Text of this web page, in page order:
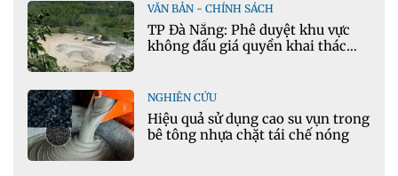
VĂN BẢN - CHÍNH SÁCH
TP Đà Nẵng: Phê duyệt khu vực
không đấu giá quyền khai thác
NGHIÊN CỨU
Hiệu quả sử dụng cao su vụn trong
bê tông nhựa chặt tái chế nóng